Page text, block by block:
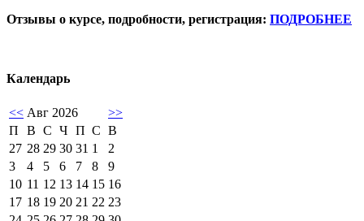
Отзывы о курсе, подробности, регистрация: ПОДРОБНЕЕ
Календарь
<< Авг 2026
>>
П
В С Ч П С В
27 28 29 30 31 1
2
3
4 5 6 7 8
9
10 11 12 13 14 15 16
17 18 19 20 21 22 23